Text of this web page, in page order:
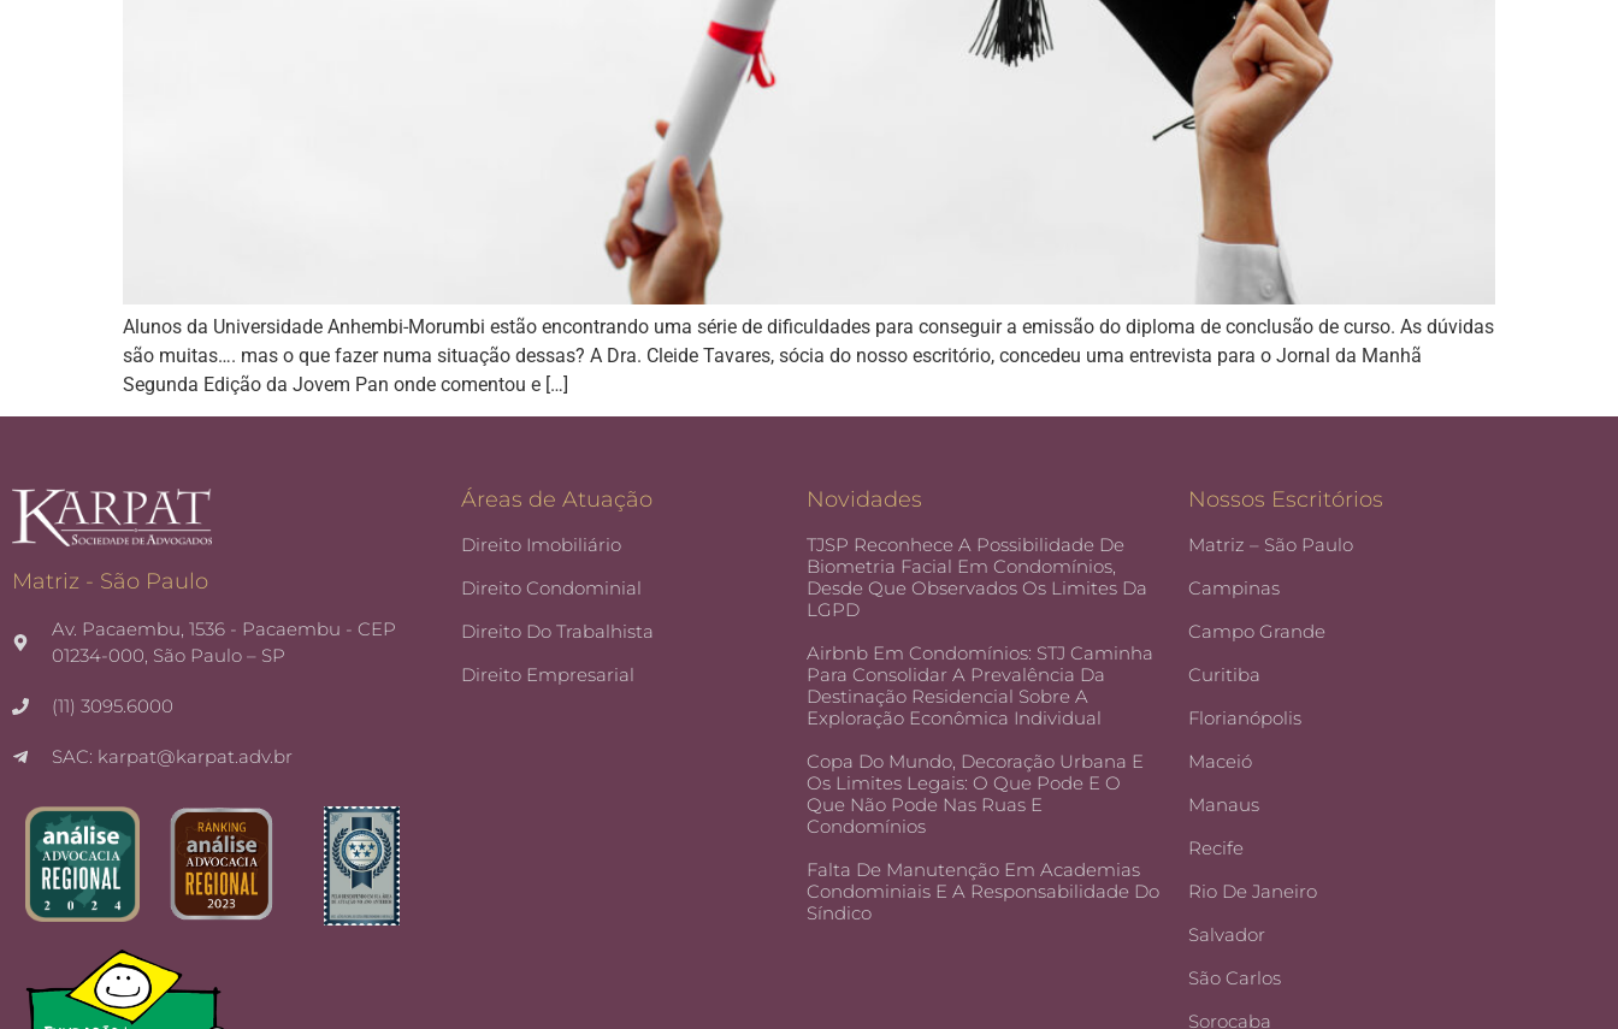
Alunos da Universidade Anhembi-Morumbi estão encontrando uma série de dificuldades para conseguir a emissão do diploma de conclusão de curso. As dúvidas
são muitas…. mas o que fazer numa situação dessas? A Dra. Cleide Tavares, sócia do nosso escritório, concedeu uma entrevista para o Jornal da Manhã
Segunda Edição da Jovem Pan onde comentou e […]
Matriz - São Paulo
Av. Pacaembu, 1536 - Pacaembu - CEP
01234-000, São Paulo – SP
(11) 3095.6000
SAC: karpat@karpat.adv.br
Áreas de Atuação
Direito Imobiliário
Direito Condominial
Direito Do Trabalhista
Direito Empresarial
Novidades
TJSP Reconhece A Possibilidade De
Biometria Facial Em Condomínios,
Desde Que Observados Os Limites Da
LGPD
Airbnb Em Condomínios: STJ Caminha
Para Consolidar A Prevalência Da
Destinação Residencial Sobre A
Exploração Econômica Individual
Copa Do Mundo, Decoração Urbana E
Os Limites Legais: O Que Pode E O
Que Não Pode Nas Ruas E
Condomínios
Falta De Manutenção Em Academias
Condominiais E A Responsabilidade Do
Síndico
Nossos Escritórios
Matriz – São Paulo
Campinas
Campo Grande
Curitiba
Florianópolis
Maceió
Manaus
Recife
Rio De Janeiro
Salvador
São Carlos
Sorocaba